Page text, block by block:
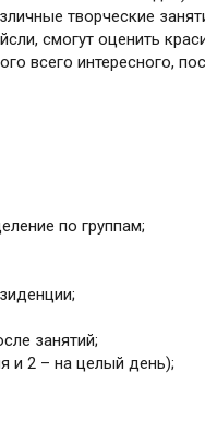
творческие
смогут оценить
всего интересного,
по группам;
занятий;
и 2 – на целый день);